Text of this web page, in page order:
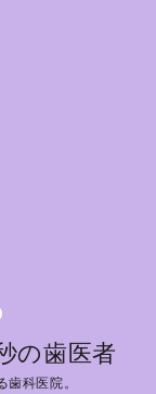
の歯医者
科医院。